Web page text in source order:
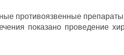
противоязвенные
показано проведение